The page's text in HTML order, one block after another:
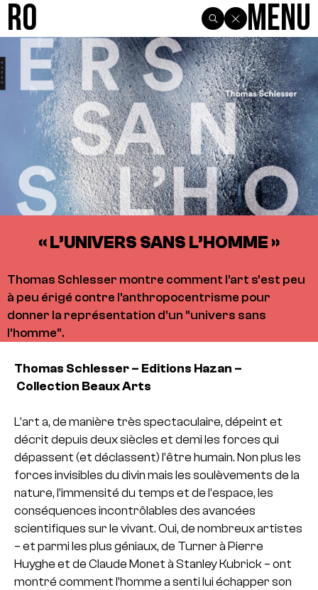
R0 Menu
« L’UNIVERS SANS L’HOMME »
Thomas Schlesser montre comment l'art s'est peu
à peu érigé contre l'anthropocentrisme pour
donner la représentation d'un "univers sans
l'homme".
Thomas Schlesser – Editions Hazan –
Collection Beaux Arts
L’art a, de manière très spectaculaire, dépeint et
décrit depuis deux siècles et demi les forces qui
dépassent (et déclassent) l’être humain. Non plus les
forces invisibles du divin mais les soulèvements de la
nature, l’immensité du temps et de l’espace, les
conséquences incontrôlables des avancées
scientifiques sur le vivant. Oui, de nombreux artistes
– et parmi les plus géniaux, de Turner à Pierre
Huyghe et de Claude Monet à Stanley Kubrick – ont
montré comment l’homme a senti lui échapper son